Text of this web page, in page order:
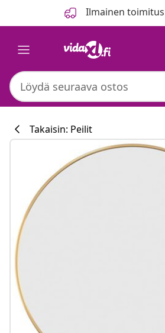
Ilmainen toimitus
Takaisin: Peilit